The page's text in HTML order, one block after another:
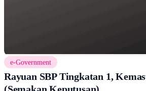
e-Government
Rayuan SBP Tingkatan 1,